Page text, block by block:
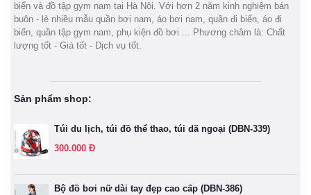
biển và đồ tập gym nam tại Hà Nội. Với hơn 2 năm kinh nghiệm bán
buôn - lẻ nhiều mẫu quần bơi nam, áo bơi nam, quần đi biển, áo đi
biển, quần tập gym nam, phụ kiện đồ bơi ... Phương châm là: Chất
lượng tốt - Giá tốt - Dịch vụ tốt.
Sản phẩm shop:
Túi du lịch, túi đồ thể thao, túi dã ngoại (DBN-339)
300.000 Đ
Bộ đồ bơi nữ dài tay đẹp cao cấp (DBN-386)